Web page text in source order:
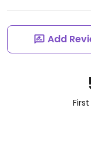
Add